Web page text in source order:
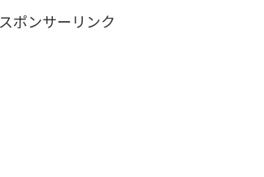
スポンサーリンク